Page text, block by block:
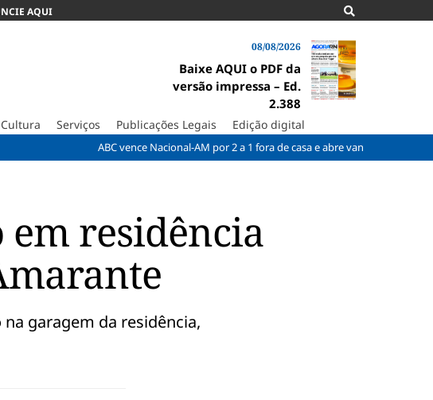
AQUI
08/08/2026
Baixe AQUI o PDF da
versão impressa – Ed.
2.388
Cultura Serviços Publicações Legais Edição digital
ABC vence Nacional-AM por 2 a 1 fora de casa e abre vantagem nas quartas
residência
garagem da residência,